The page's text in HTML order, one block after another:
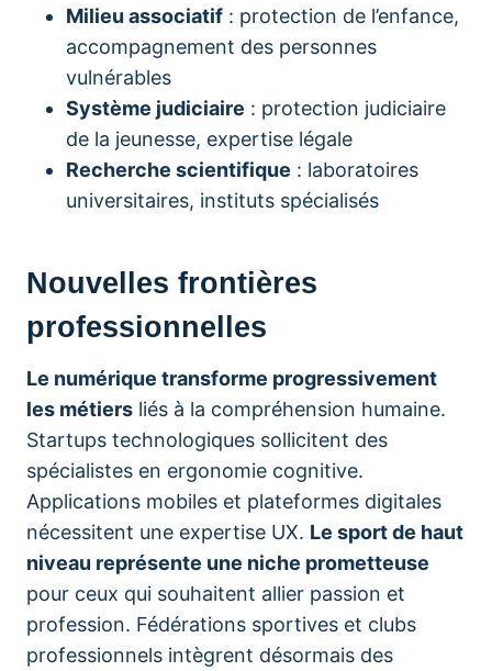
Milieu associatif : protection de l’enfance,
accompagnement des personnes
vulnérables
Système judiciaire : protection judiciaire
de la jeunesse, expertise légale
Recherche scientifique : laboratoires
universitaires, instituts spécialisés
Nouvelles frontières
professionnelles
Le numérique transforme progressivement
les métiers liés à la compréhension humaine.
Startups technologiques sollicitent des
spécialistes en ergonomie cognitive.
Applications mobiles et plateformes digitales
nécessitent une expertise UX. Le sport de haut
niveau représente une niche prometteuse
pour ceux qui souhaitent allier passion et
profession. Fédérations sportives et clubs
professionnels intègrent désormais des